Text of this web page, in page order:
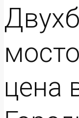
цена